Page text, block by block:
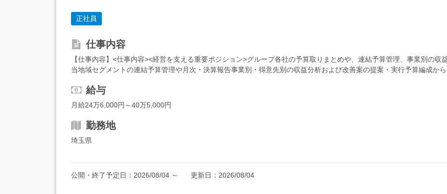
正社員
仕事内容
【仕事内容】<仕事内容><経営を支える重要ポジション>グループ各社の予算取りまとめや、連結予算管理、事業別の収
当地域セグメントの連結予算管理や月次・決算報告事業別・得意先別の収益分析および改善案の提案・実行予算編成か
給与
月給24万6,000円～40万5,000円
勤務地
埼玉県
公開・終了予定日： 2026/08/04 ～ 更新日： 2026/08/04